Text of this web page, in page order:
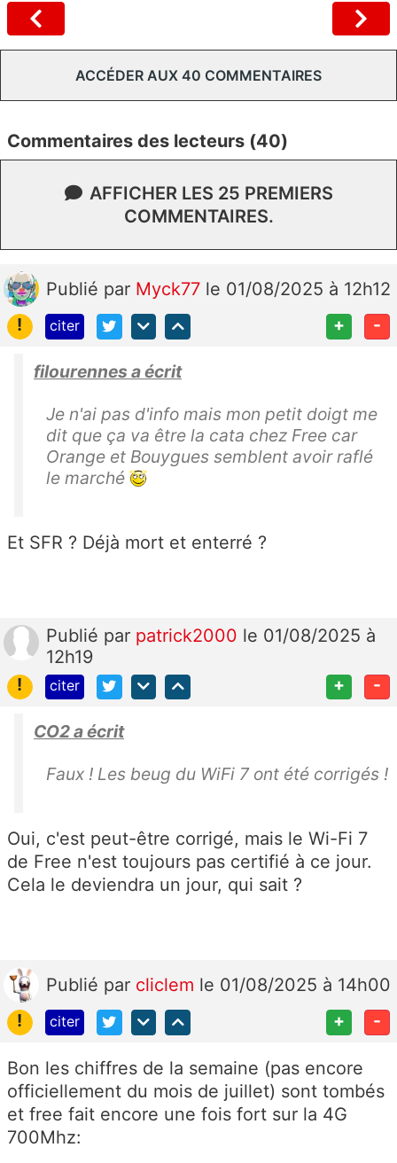
ACCÉDER AUX 40 COMMENTAIRES
Commentaires des lecteurs (40)
AFFICHER LES 25 PREMIERS
COMMENTAIRES.
Publié par Myck77 le 01/08/2025 à 12h12
!
citer + -
filourennes a écrit
Je n'ai pas d'info mais mon petit doigt me
dit que ça va être la cata chez Free car
Orange et Bouygues semblent avoir raflé
le marché
Et SFR ? Déjà mort et enterré ?
Publié par patrick2000 le 01/08/2025 à
12h19
!
citer + -
CO2 a écrit
Faux ! Les beug du WiFi 7 ont été corrigés !
Oui, c'est peut-être corrigé, mais le Wi-Fi 7
de Free n'est toujours pas certifié à ce jour.
Cela le deviendra un jour, qui sait ?
Publié par cliclem le 01/08/2025 à 14h00
!
citer + -
Bon les chiffres de la semaine (pas encore
officiellement du mois de juillet) sont tombés
et free fait encore une fois fort sur la 4G
700Mhz: